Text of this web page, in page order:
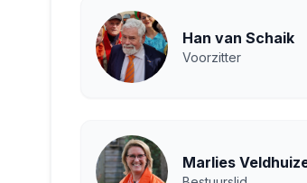
Han van Schaik
Voorzitter
Marlies